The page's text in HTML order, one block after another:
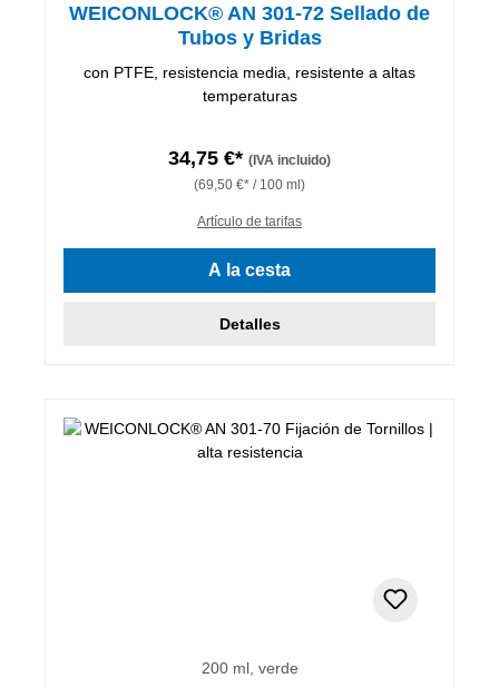
WEICONLOCK® AN 301-72 Sellado de
Tubos y Bridas
con PTFE, resistencia media, resistente a altas
temperaturas
34,75 €* (IVA incluido)
(69,50 €* / 100 ml)
Artículo de tarifas
A la cesta
Detalles
200 ml, verde